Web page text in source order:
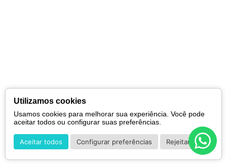
Utilizamos cookies
Usamos cookies para melhorar sua experiência. Você pode
aceitar todos ou configurar suas preferências.
Aceitar todos Configurar preferências Rejeitar